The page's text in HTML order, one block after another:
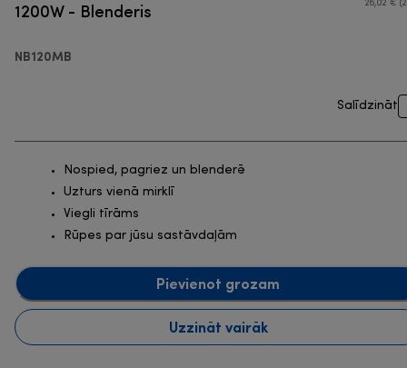
1200W - Blenderis
NB120MB
26,02 €
Salīdzināt
Nospied, pagriez un blenderē
Uzturs vienā mirklī
Viegli tīrāms
Rūpes par jūsu sastāvdaļām
Pievienot grozam
Uzzināt vairāk